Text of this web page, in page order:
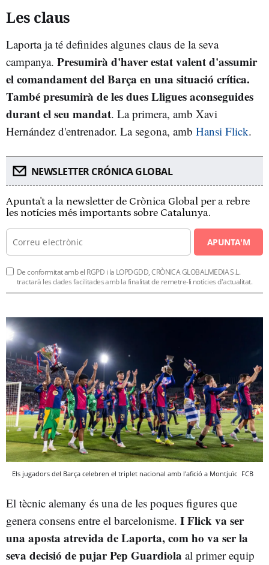
Les claus
Laporta ja té definides algunes claus de la seva
campanya. Presumirà d'haver estat valent d'assumir
el comandament del Barça en una situació crítica.
També presumirà de les dues Lligues aconseguides
durant el seu mandat. La primera, amb Xavi
Hernández d'entrenador. La segona, amb Hansi Flick.
NEWSLETTER CRÓNICA GLOBAL
Apunta't a la newsletter de Crònica Global per a rebre
les notícies més importants sobre Catalunya.
APUNTA'M
De conformitat amb el RGPD i la LOPDGDD, CRÒNICA GLOBALMEDIA S.L.
tractarà les dades facilitades amb la finalitat de remetre-li notícies d'actualitat.
Els jugadors del Barça celebren el triplet nacional amb l'afició a Montjuïc FCB
El tècnic alemany és una de les poques figures que
genera consens entre el barcelonisme. I Flick va ser
una aposta atrevida de Laporta, com ho va ser la
seva decisió de pujar Pep Guardiola al primer equip